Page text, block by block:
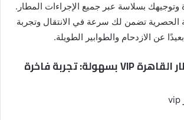
وتوجيهك بسلاسة عبر جميع الإجراءات المطار.
الحصرية تضمن لك سرعة في الانتقال وتجربة
عن الازدحام والطوابير الطويلة.
حجز ليموزين مطار القاهرة VIP بسهولة: تجربة فاخرة